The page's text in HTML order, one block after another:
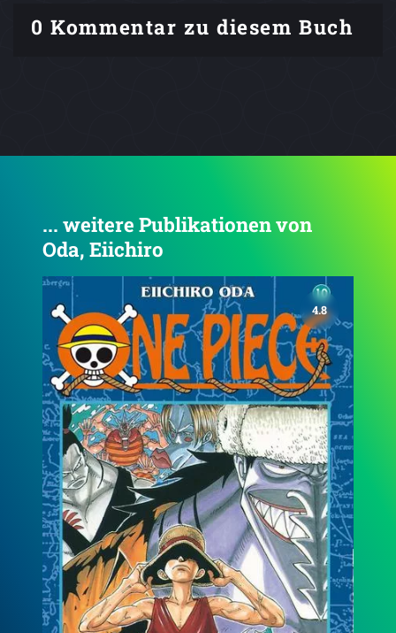
0 Kommentar zu diesem Buch
... weitere Publikationen von
Oda, Eiichiro
4.8